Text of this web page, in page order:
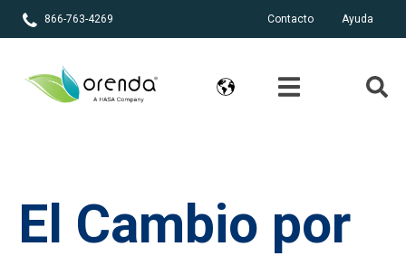
866-763-4269 Contacto Ayuda
El Cambio por